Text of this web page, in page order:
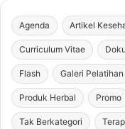
Agenda Artikel
Curriculum Vitae
Flash Galeri Pelatihan
Produk Herbal Promo
Tak Berkategori